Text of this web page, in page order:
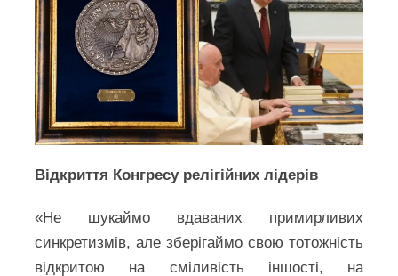
Відкриття Конгресу релігійних лідерів
«Не шукаймо вдаваних примирливих
синкретизмів, але зберігаймо свою тотожність
відкритою на сміливість іншості, на